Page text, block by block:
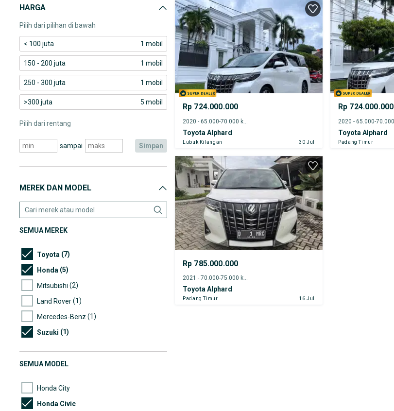
HARGA
Pilih dari pilihan di bawah
< 100 juta 1 mobil
150 - 200 juta 1 mobil
250 - 300 juta 1 mobil
>300 juta 5 mobil
Pilih dari rentang
sampai simpan
MEREK DAN MODEL
SEMUA MEREK
Toyota (7)
Honda (5)
Mitsubishi (2)
Land Rover(1)
Mercedes-Benz (1)
Suzuki (1)
SEMUA MODEL
Honda City
Honda Civic
Rp 724.000.000
Toyota Alphard
Lubuk Kilangan 30 Jul
Rp 724.000.000
Toyota Alphard
Padang Timur
Rp 785.000.000
2021 - 70.000-75.000 km
Toyota Alphard
Padang Timur 16 Jul